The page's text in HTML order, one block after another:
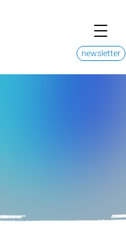
newsletter